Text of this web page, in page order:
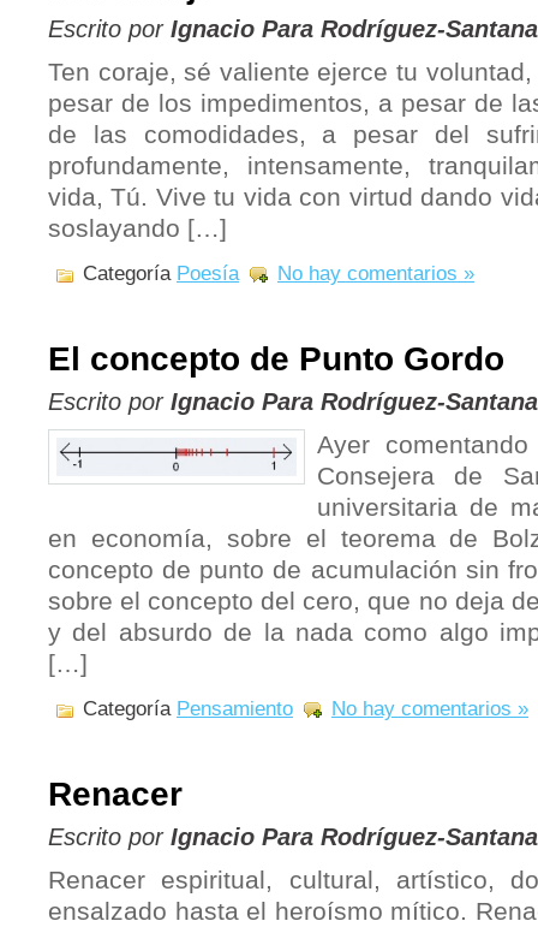
Escrito por Ignacio Para Rodríguez-Santana
Ten coraje, sé valiente ejerce tu
pesar de los impedimentos, a pesar de
de las comodidades, a pesar del
profundamente, intensamente,
vida, Tú. Vive tu vida con virtud dando
soslayando […]
Categoría Poesía No hay comentarios »
El concepto de Punto Gordo
Escrito por Ignacio Para Rodríguez-Santana
Ayer
Consejera de
universitaria de
en economía, sobre el teorema de
concepto de punto de acumulación sin
sobre el concepto del cero, que no deja
y del absurdo de la nada como algo
[…]
Categoría Pensamiento No hay comentarios »
Renacer
Escrito por Ignacio Para Rodríguez-Santana
Renacer espiritual, cultural, artístico,
ensalzado hasta el heroísmo mítico.